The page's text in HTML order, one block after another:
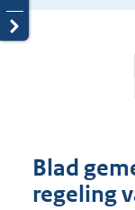
Blad
regeling